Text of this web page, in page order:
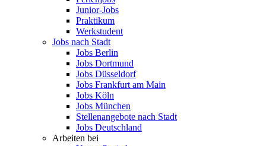
Junior-Jobs
Praktikum
Werkstudent
Jobs nach Stadt
Jobs Berlin
Jobs Dortmund
Jobs Düsseldorf
Jobs Frankfurt am Main
Jobs Köln
Jobs München
Stellenangebote nach Stadt
Jobs Deutschland
Arbeiten bei